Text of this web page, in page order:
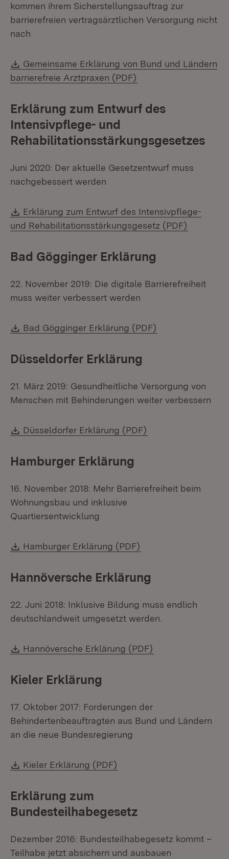
kommen ihrem Sicherstellungsauftrag zur
barrierefreien vertragsärztlichen Versorgung nicht
nach
Download:
Gemeinsame Erklärung von Bund und Ländern
barrierefreie Arztpraxen (PDF)
Erklärung zum Entwurf des
Intensivpflege- und
Rehabilitationsstärkungsgesetzes
Juni 2020: Der aktuelle Gesetzentwurf muss
nachgebessert werden
Download:
Erklärung zum Entwurf des Intensivpflege-
und Rehabilitationsstärkungsgesetz (PDF)
Bad Gögginger Erklärung
22. November 2019: Die digitale Barrierefreiheit
muss weiter verbessert werden
Download:
Bad Gögginger Erklärung (PDF)
Düsseldorfer Erklärung
21. März 2019: Gesundheitliche Versorgung von
Menschen mit Behinderungen weiter verbessern
Download:
Düsseldorfer Erklärung (PDF)
Hamburger Erklärung
16. November 2018: Mehr Barrierefreiheit beim
Wohnungsbau und inklusive
Quartiersentwicklung
Download:
Hamburger Erklärung (PDF)
Hannöversche Erklärung
22. Juni 2018: Inklusive Bildung muss endlich
deutschlandweit umgesetzt werden.
Download:
Hannöversche Erklärung (PDF)
Kieler Erklärung
17. Oktober 2017: Forderungen der
Behindertenbeauftragten aus Bund und Ländern
an die neue Bundesregierung
Download:
Kieler Erklärung (PDF)
Erklärung zum
Bundesteilhabegesetz
Dezember 2016: Bundesteilhabegesetz kommt –
Teilhabe jetzt absichern und ausbauen